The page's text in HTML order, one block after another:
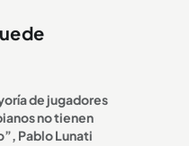
de jugadores
no tienen
Pablo Lunati